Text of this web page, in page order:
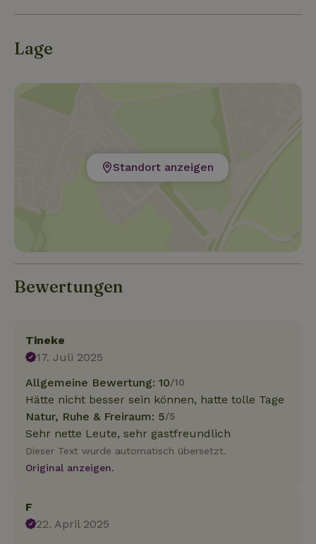
Lage
Standort anzeigen
Bewertungen
Tineke
17. Juli 2025
Allgemeine Bewertung: 10/10
Hätte nicht besser sein können, hatte tolle Tage
Natur, Ruhe & Freiraum: 5/5
Sehr nette Leute, sehr gastfreundlich
Dieser Text wurde automatisch übersetzt.
Original anzeigen.
F
22. April 2025